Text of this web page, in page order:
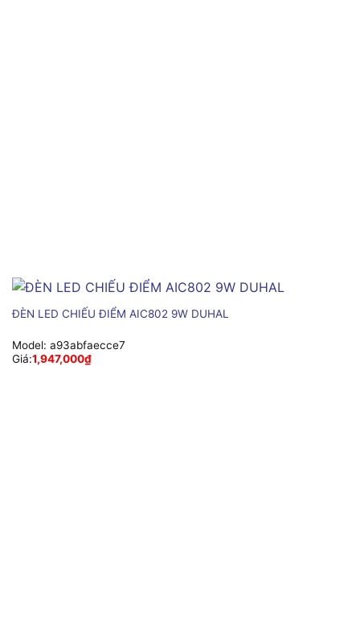
ĐÈN LED CHIẾU ĐIỂM AIC802 9W DUHAL
Model: a93abfaecce7
Giá:1,947,000₫